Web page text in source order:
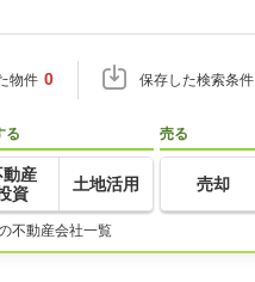
物件 0 保存した検索条件
る
動産
資
土地活用
売る
売却
不動産会社一覧